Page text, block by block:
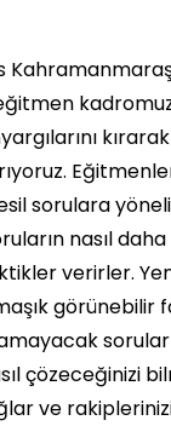
sorulara
nasıl
verirler.
görünebilir
çözeceğinizi
ve